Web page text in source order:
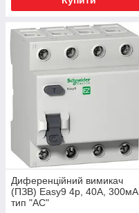
Диференційний вимикач
(ПЗВ) Easy9 4p, 40А, 300мА,
тип "АС"